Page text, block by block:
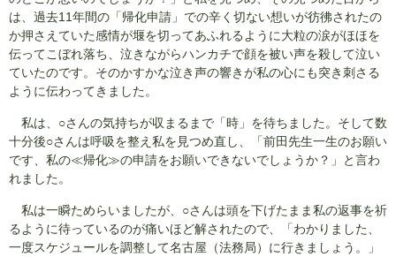
は、過去11年間の「帰化申請」での辛く切ない想いが彷彿されたの
か押さえていた感情が堰を切ってあふれるように大粒の涙がほほを
伝ってこぼれ落ち、泣きながらハンカチで顔を被い声を殺して泣い
ていたのです。そのかすかな泣き声の響きが私の心にも突き刺さる
ように伝わってきました。
私は、○さんの気持ちが収まるまで「時」を待ちました。そして数
十分後○さんは呼吸を整え私を見つめ直し、「前田先生一生のお願い
です、私の≪帰化≫の申請をお願いできないでしょうか？」と言わ
れました。
私は一瞬ためらいましたが、○さんは頭を下げたまま私の返事を祈
るように待っているのが痛いほど解されたので、「わかりました、
一度スケジュールを調整して名古屋（法務局）に行きましょう。」